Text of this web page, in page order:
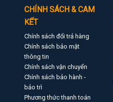
CHÍNH SÁCH & CAM
KẾT
Chính sách đổi trả hàng
Chính sách bảo mật
thông tin
Chính sách vận chuyển
Chính sách bảo hành -
bảo trì
Phương thức thanh toán